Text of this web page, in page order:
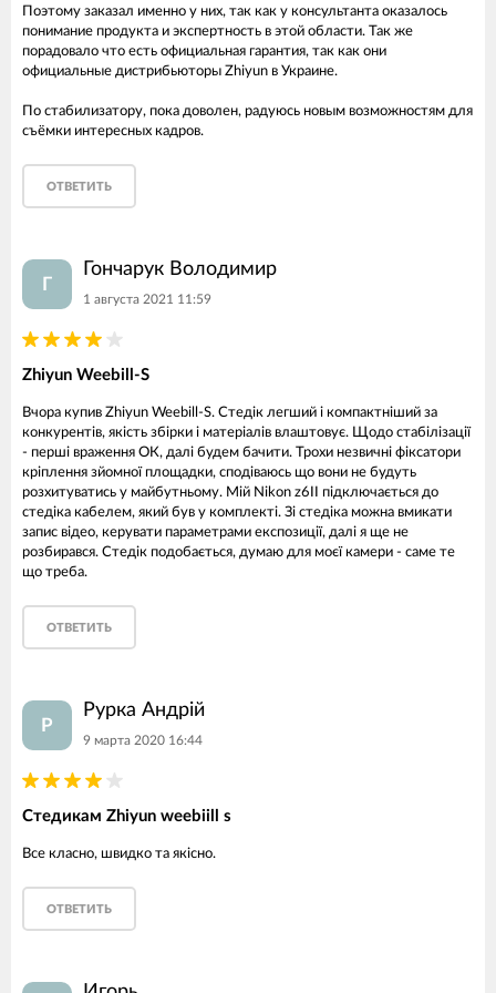
Поэтому заказал именно у них, так как у консультанта оказалось
понимание продукта и экспертность в этой области. Так же
порадовало что есть официальная гарантия, так как они
официальные дистрибьюторы Zhiyun в Украине.
По стабилизатору, пока доволен, радуюсь новым возможностям для
съёмки интересных кадров.
ОТВЕТИТЬ
Г
Гончарук Володимир
1 августа 2021 11:59
Zhiyun Weebill-S
Вчора купив Zhiyun Weebill-S. Стедік легший і компактніший за
конкурентів, якість збірки і матеріалів влаштовує. Щодо стабілізації
- перші враження ОК, далі будем бачити. Трохи незвичні фіксатори
кріплення зйомної площадки, сподіваюсь що вони не будуть
розхитуватись у майбутньому. Мій Nikon z6II підключається до
стедіка кабелем, який був у комплекті. Зі стедіка можна вмикати
запис відео, керувати параметрами експозиції, далі я ще не
розбирався. Стедік подобається, думаю для моєї камери - саме те
що треба.
ОТВЕТИТЬ
Р
Рурка Андрій
9 марта 2020 16:44
Стедикам Zhiyun weebiill s
Все класно, швидко та якісно.
ОТВЕТИТЬ